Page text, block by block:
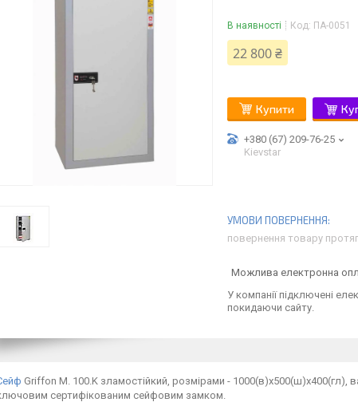
В наявності Код: ПА-0051
22 800 ₴
Купити
+380 (67) 209-76-25
Kievstar
повернення товару
У компанії підключені
покидаючи сайту.
Griffon M. 100.K зламостійкий, розмірами -
сертифікованим сейфовим замком.